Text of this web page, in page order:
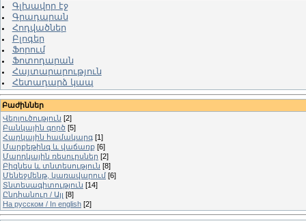
Գլխավոր էջ
Գրադարան
Հոդվածներ
Բլոգեր
Ֆորում
Ֆոտոդարան
Հայտարարություն
Հետադարձ կապ
Բաժիններ
Վերլուծություն [2]
Բանկային գործ [5]
Հարկային համակարգ [1]
Մարքեթինգ և վաճառք [6]
Մարդկային ռեսուրսներ [2]
Բիզնես և տնտեսություն [8]
Մենեջմենթ, կառավարում [6]
Տնտեսագիտություն [14]
Ընդհանուր / Այլ [8]
На русском / In english [2]